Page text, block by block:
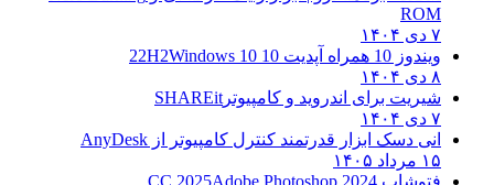
ROM
۷ دی ۱۴۰۴
ویندوز 10 همراه آپدیت 10 22H2
Windows 10
۸ دی ۱۴۰۴
شیریت برای اندروید و کامپیوتر SHAREit
۷ دی ۱۴۰۴
انی دسک ابزار قدرتمند کنترل کامپیوتر از AnyDesk
۱۵ مرداد ۱۴۰۵